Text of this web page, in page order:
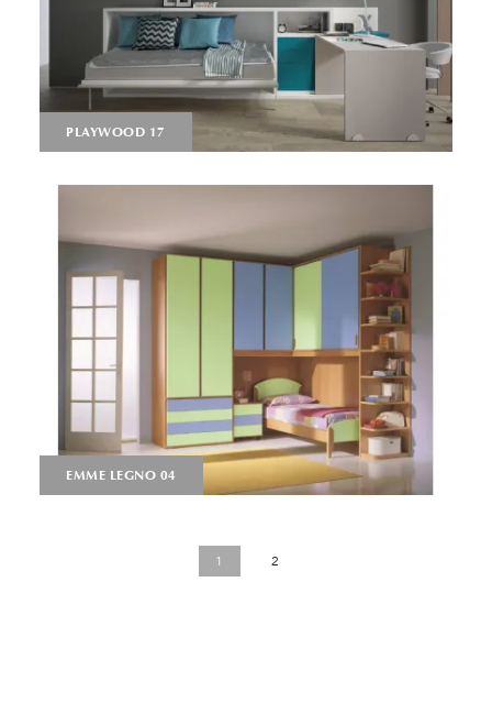
PLAYWOOD 17
EMME LEGNO 04
1 2